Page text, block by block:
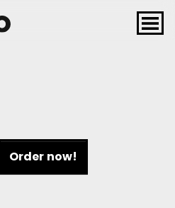
Order now!